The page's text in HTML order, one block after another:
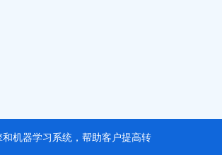
机器学习系统，帮助客户提高转